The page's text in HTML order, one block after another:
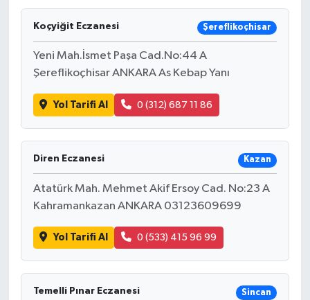
Koçyiğit Eczanesi Şereflikoçhisar
Yeni Mah.İsmet Paşa Cad.No:44 A
Şereflikoçhisar ANKARA As Kebap Yanı
Yol Tarifi Al 0 (312) 687 11 86
Diren Eczanesi Kazan
Atatürk Mah. Mehmet Akif Ersoy Cad. No:23 A
Kahramankazan ANKARA 03123609699
Yol Tarifi Al 0 (533) 415 96 99
Temelli Pınar Eczanesi Sincan